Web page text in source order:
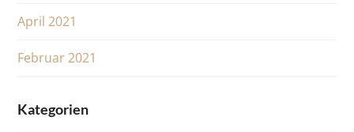
April 2021
Februar 2021
Kategorien